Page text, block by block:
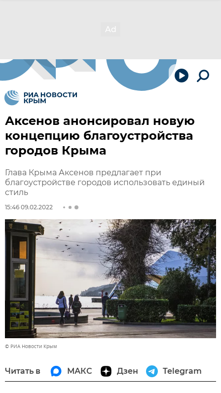
Аксенов анонсировал новую
концепцию благоустройства
городов Крыма
Глава Крыма Аксенов предлагает при
благоустройстве городов использовать единый
стиль
15:46 09.02.2022
© РИА Новости Крым
Читать в МАКС Дзен Telegram